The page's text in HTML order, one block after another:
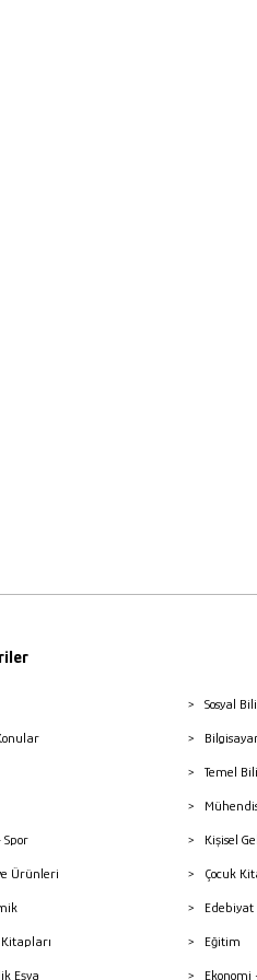
Spor
Ürünleri
Eşya
Sosyal
Temel
Kişisel
Çocuk
Edebiyat
Eğitim
Ekonomi